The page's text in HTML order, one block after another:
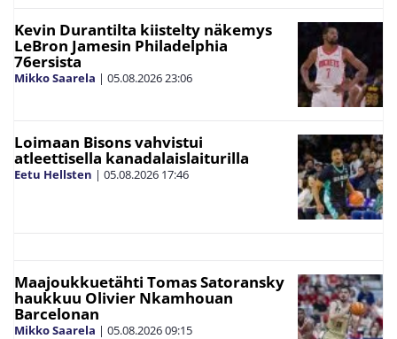
Kevin Durantilta kiistelty näkemys
LeBron Jamesin Philadelphia
76ersista
Mikko Saarela | 05.08.202623:06
Loimaan Bisons vahvistui
atleettisella kanadalaislaiturilla
Eetu Hellsten | 05.08.2026 17:46
Maajoukkuetähti Tomas Satoransky
haukkuu Olivier Nkamhouan
Barcelonan
Mikko Saarela | 05.08.202609:15